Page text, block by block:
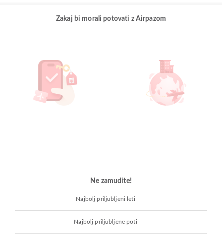
Zakaj bi morali potovati z Airpazom
Ne zamudite!
Najbolj priljubljeni leti
Najbolj priljubljene poti